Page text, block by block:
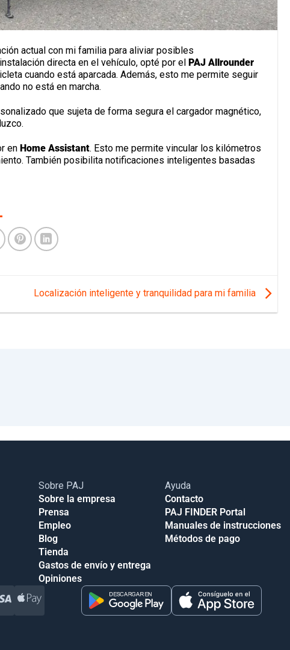
actual con mi familia para aliviar posibles
directa en el vehículo, opté por el PAJ Allrounder
cuando está aparcada. Además, esto me permite seguir
no está en marcha.
que sujeta de forma segura el cargador magnético,
en Home Assistant. Esto me permite vincular los kilómetros
También posibilita notificaciones inteligentes basadas
Localización inteligente y tranquilidad para mi familia
Sobre PAJ
Sobre la empresa
Prensa
Empleo
Blog
Tienda
Gastos de envío y entrega
Opiniones
Ayuda
Contacto
PAJ FINDER Portal
Manuales de instrucciones
Métodos de pago